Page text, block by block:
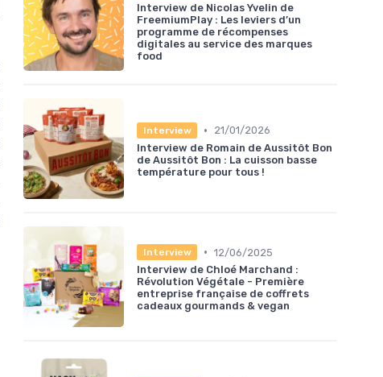
Interview de Nicolas Yvelin de
FreemiumPlay : Les leviers d’un
programme de récompenses
digitales au service des marques
food
Interview •
21/01/2026
Interview de Romain de Aussitôt Bon
de Aussitôt Bon : La cuisson basse
température pour tous !
Interview • 12/06/2025
Interview de Chloé Marchand :
Révolution Végétale - Première
entreprise française de coffrets
cadeaux gourmands & vegan